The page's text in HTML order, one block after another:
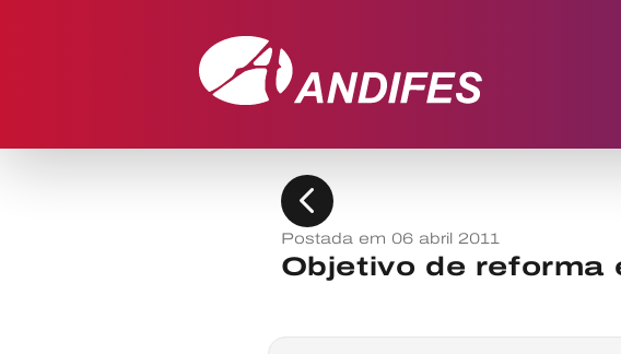
chevron_left
Postada em 06 abril 2011
Objetivo de reforma